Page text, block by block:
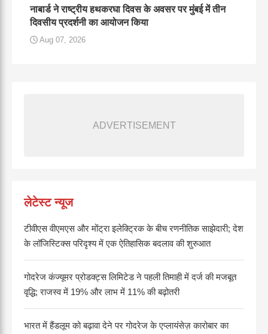
नाबार्ड ने राष्ट्रीय हथकरघा दिवस के अवसर पर मुंबई में तीन
दिवसीय प्रदर्शनी का आयोजन किया
Aug 07, 2026
ADVERTISEMENT
लेटेस्ट न्यूज
टीवीएस वीएमएस और मोंट्रा इलेक्ट्रिक के बीच रणनीतिक साझेदारी; देश
के लॉजिस्टिक्स परिदृश्य में एक ऐतिहासिक बदलाव की शुरुआत
गोदरेज कंज्यूमर प्रोडक्ट्स लिमिटेड ने पहली तिमाही में दर्ज की मजबूत
वृद्धि; राजस्व में 19% और लाभ में 11% की बढ़ोतरी
भारत में हैंडलूम को बढ़ावा देने पर गोदरेज के एप्लायंसेज़ कारोबार का